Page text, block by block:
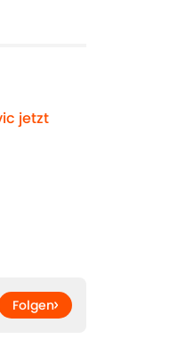
jetzt
Folgen